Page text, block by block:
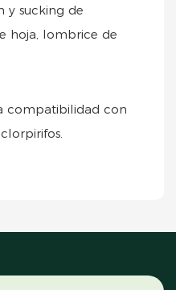
y sucking de
hoja, lombrice de
compatibilidad con